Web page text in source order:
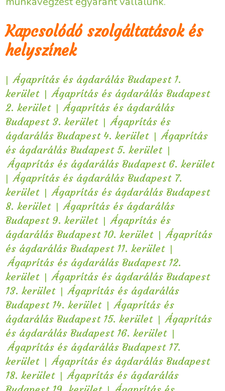
Kapcsolódó szolgáltatások és
helyszínek
| Ágaprítás és ágdarálás Budapest 1.
kerület | Ágaprítás és ágdarálás Budapest
2. kerület | Ágaprítás és ágdarálás
Budapest 3. kerület | Ágaprítás és
ágdarálás Budapest 4. kerület | Ágaprítás
és ágdarálás Budapest 5. kerület |
Ágaprítás és ágdarálás Budapest 6. kerület
| Ágaprítás és ágdarálás Budapest 7.
kerület | Ágaprítás és ágdarálás Budapest
8. kerület | Ágaprítás és ágdarálás
Budapest 9. kerület | Ágaprítás és
ágdarálás Budapest 10. kerület | Ágaprítás
és ágdarálás Budapest 11. kerület |
Ágaprítás és ágdarálás Budapest 12.
kerület | Ágaprítás és ágdarálás Budapest
13. kerület | Ágaprítás és ágdarálás
Budapest 14. kerület | Ágaprítás és
ágdarálás Budapest 15. kerület | Ágaprítás
és ágdarálás Budapest 16. kerület |
Ágaprítás és ágdarálás Budapest 17.
kerület | Ágaprítás és ágdarálás Budapest
18. kerület | Ágaprítás és ágdarálás